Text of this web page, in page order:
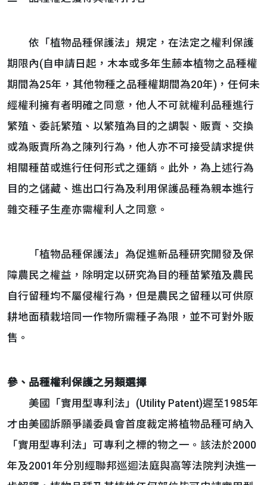
依「植物品種保護法」規定，在法定之權利保護
期限內(自申請日起，木本或多年生藤本植物之品種權
期間為25年，其他物種之品種權期間為20年)，任何未
經權利擁有者明確之同意，他人不可就權利品種進行
繁殖、委託繁殖、以繁殖為目的之調製、販賣、交換
或為販賣所為之陳列行為，他人亦不可接受請求提供
相關種苗或進行任何形式之運銷。此外，為上述行為
目的之儲藏、進出口行為及利用保護品種為親本進行
雜交種子生產亦需權利人之同意。
「植物品種保護法」為促進新品種研究開發及保
障農民之權益，除明定以研究為目的種苗繁殖及農民
自行留種均不屬侵權行為，但是農民之留種以可供原
耕地面積栽培同一作物所需種子為限，並不可對外販
售。
參、品種權利保護之另類選擇
美國「實用型專利法」(Utility Patent)遲至1985年
才由美國訴願爭議委員會首度裁定將植物品種可納入
「實用型專利法」可專利之標的物之一。該法於2000
年及2001年分別經聯邦巡迴法庭與高等法院判決進一